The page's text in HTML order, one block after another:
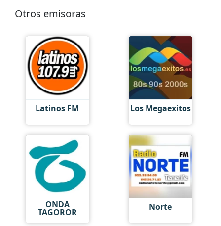
Otros emisoras
Latinos FM Los Megaexitos
ONDA
TAGOROR Norte